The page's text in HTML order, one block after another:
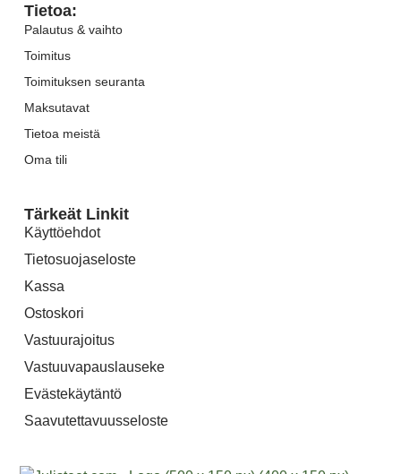
Tietoa:
Palautus & vaihto
Toimitus
Toimituksen seuranta
Maksutavat
Tietoa meistä
Oma tili
Tärkeät Linkit
Käyttöehdot
Tietosuojaseloste
Kassa
Ostoskori
Vastuurajoitus
Vastuuvapauslauseke
Evästekäytäntö
Saavutettavuusseloste